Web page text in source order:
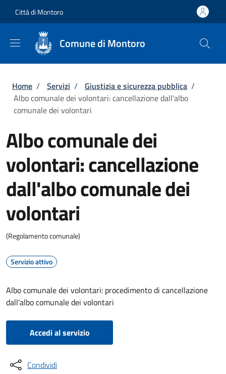
Città di Montoro
Comune di Montoro
Briciole di pane
Home / Servizi / Giustizia e sicurezza pubblica /
Albo comunale dei volontari: cancellazione dall'albo
comunale dei volontari
Albo comunale dei
volontari: cancellazione
dall'albo comunale dei
volontari
(Regolamento comunale)
Servizio attivo
Albo comunale dei volontari: procedimento di cancellazione
dall'albo comunale dei volontari
Accedi al servizio
Condividi